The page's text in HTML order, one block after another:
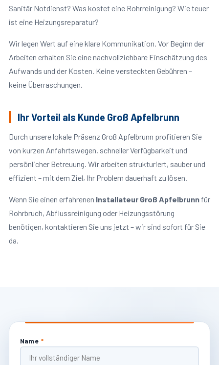
Sanitär Notdienst? Was kostet eine Rohrreinigung? Wie teuer
ist eine Heizungsreparatur?
Wir legen Wert auf eine klare Kommunikation. Vor Beginn der
Arbeiten erhalten Sie eine nachvollziehbare Einschätzung des
Aufwands und der Kosten. Keine versteckten Gebühren –
keine Überraschungen.
Ihr Vorteil als Kunde Groß Apfelbrunn
Durch unsere lokale Präsenz Groß Apfelbrunn profitieren Sie
von kurzen Anfahrtswegen, schneller Verfügbarkeit und
persönlicher Betreuung. Wir arbeiten strukturiert, sauber und
effizient – mit dem Ziel, Ihr Problem dauerhaft zu lösen.
Wenn Sie einen erfahrenen Installateur Groß Apfelbrunnfür
Rohrbruch, Abflussreinigung oder Heizungsstörung
benötigen, kontaktieren Sie uns jetzt – wir sind sofort für Sie
da.
Name *